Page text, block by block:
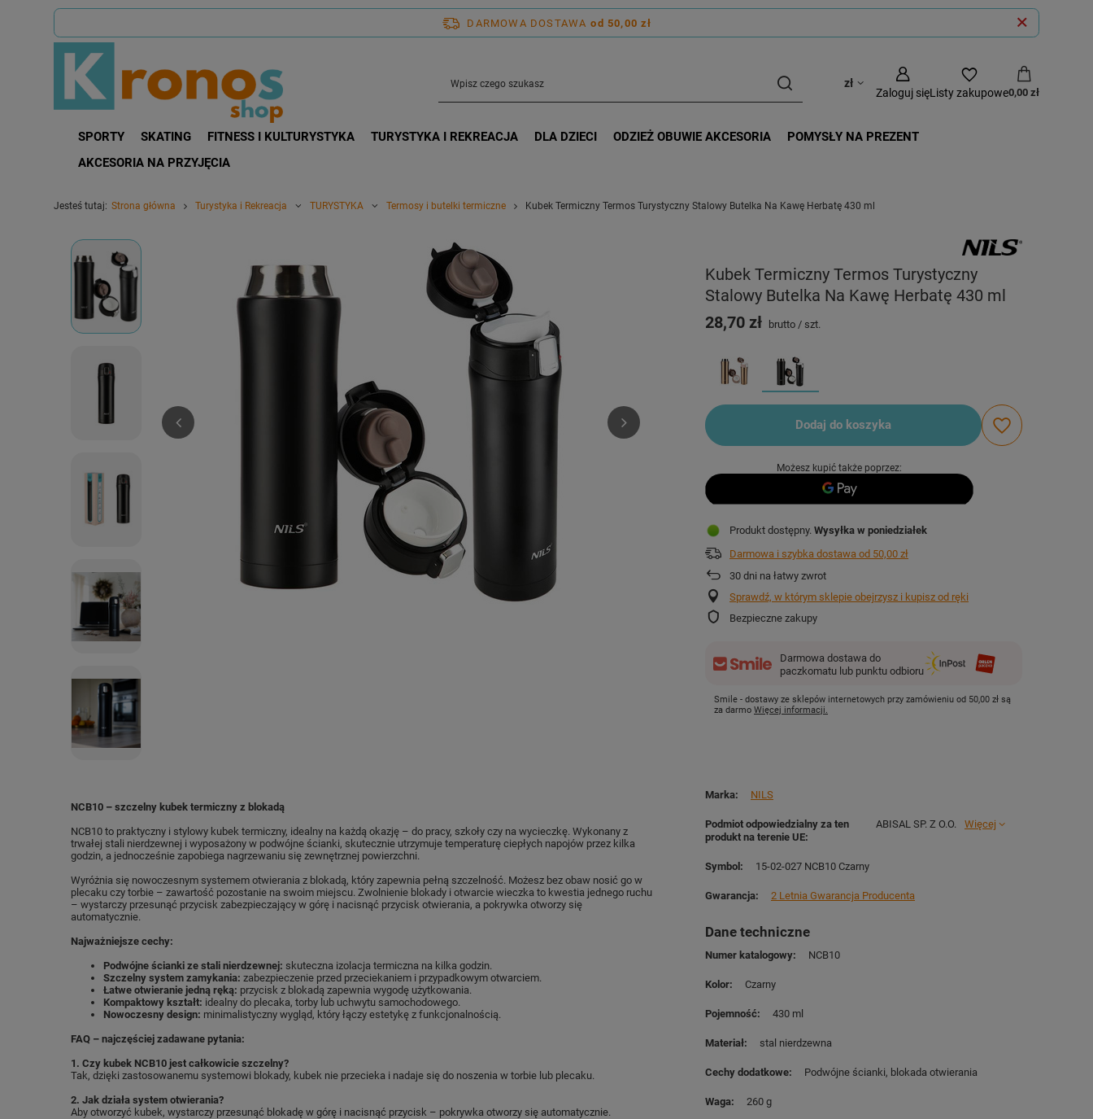
DARMOWA DOSTAWA od 50,00 zł
zł
Zaloguj sięListy zakupowe0,00 zł
SPORTY SKATING FITNESS I KULTURYSTYKA TURYSTYKA I REKREACJA DLA DZIECI ODZIEŻ OBUWIE AKCESORIA
POMYSŁY NA PREZENT
AKCESORIA NA PRZYJĘCIA
Jesteś tutaj: Strona główna Turystyka i Rekreacja TURYSTYKA Termosy i butelki termiczne Kubek Termiczny Termos Turystyczny Stalowy Butelka Na Kawę Herbatę 430 ml
Kubek Termiczny Termos Turystyczny
Stalowy Butelka Na Kawę Herbatę 430 ml
28,70 zł
brutto / szt.
Dodaj do koszyka
Możesz kupić także poprzez:
Produkt dostępny Wysyłkaw poniedziałek
Darmowa i szybka dostawa od 50,00 zł
30 dni na łatwy zwrot
Sprawdź, w którym sklepie obejrzysz i kupisz od ręki
Bezpieczne zakupy
Darmowa dostawa do
paczkomatu lub punktu odbioru
Smile - dostawy ze sklepów internetowych przy zamówieniu od 50,00 zł są
za darmoWięcej informacji.
NCB10 – szczelny kubek termiczny z blokadą
NCB10 to praktyczny i stylowy kubek termiczny, idealny na każdą okazję – do pracy, szkoły czy na wycieczkę. Wykonany z
trwałej stali nierdzewnej i wyposażony w podwójne ścianki, skutecznie utrzymuje temperaturę ciepłych napojów przez kilka
godzin, a jednocześnie zapobiega nagrzewaniu się zewnętrznej powierzchni.
Wyróżnia się nowoczesnym systemem otwierania z blokadą, który zapewnia pełną szczelność. Możesz bez obaw nosić go w
plecaku czy torbie – zawartość pozostanie na swoim miejscu. Zwolnienie blokady i otwarcie wieczka to kwestia jednego ruchu
– wystarczy przesunąć przycisk zabezpieczający w górę i nacisnąć przycisk otwierania, a pokrywka otworzy się
automatycznie.
Najważniejsze cechy:
Podwójne ścianki ze stali nierdzewnej: skuteczna izolacja termiczna na kilka godzin.
Szczelny system zamykania: zabezpieczenie przed przeciekaniem i przypadkowym otwarciem.
Łatwe otwieranie jedną ręką: przycisk z blokadą zapewnia wygodę użytkowania.
Kompaktowy kształt: idealny do plecaka, torby lub uchwytu samochodowego.
Nowoczesny design: minimalistyczny wygląd, który łączy estetykę z funkcjonalnością.
FAQ – najczęściej zadawane pytania:
1. Czy kubek NCB10 jest całkowicie szczelny?
Tak, dzięki zastosowanemu systemowi blokady, kubek nie przecieka i nadaje się do noszenia w torbie lub plecaku.
2. Jak działa system otwierania?
Aby otworzyć kubek, wystarczy przesunąć blokadę w górę i nacisnąć przycisk – pokrywka otworzy się automatycznie.
Marka NILS
Podmiot odpowiedzialny za ten
produkt na terenie UE
ABISAL SP. Z O.O. Więcej
Symbol 15-02-027 NCB10 Czarny
Gwarancja 2 Letnia Gwarancja Producenta
Dane techniczne
Numer katalogowy NCB10
Kolor Czarny
Pojemność 430 ml
Materiał stal nierdzewna
Cechy dodatkowe Podwójne ścianki blokada otwierania
Waga 260 g